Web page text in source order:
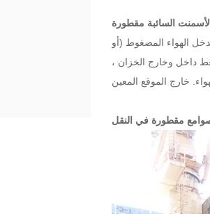
الهواء المضغوط (أو
داخل وخارج الخزان ،